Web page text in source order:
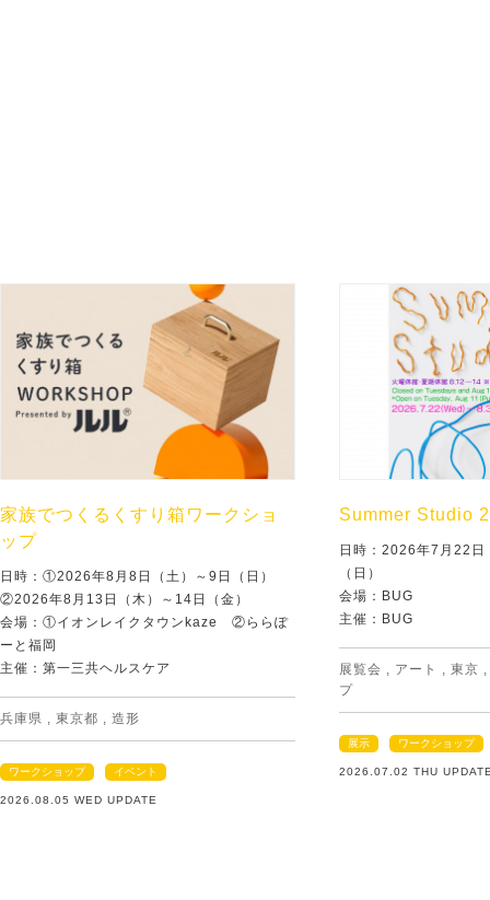
家族でつくるくすり箱ワークショ
ップ
日時：①2026年8月8日（土）～9日（日）
②2026年8月13日（木）～14日（金）
会場：①イオンレイクタウンkaze ②ららぽ
ーと福岡
主催：第一三共ヘルスケア
兵庫県 東京都 造形
ワークショップ イベント
2026.08.05 WED UPDATE
Summer Studio
日時：2026年7月22
（日）
会場：BUG
主催：BUG
展覧会 アート 東京
プ
展示 ワークショップ
2026.07.02 THU